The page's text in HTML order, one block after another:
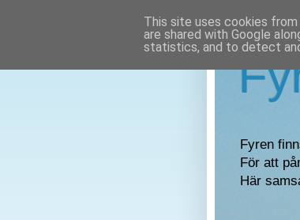
Fyren
För att
Här
This site uses cookies
are shared with Google
statistics, and to detect